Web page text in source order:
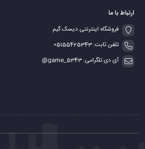
ارتباط با ما
فروشگاه اینترنتی دیسک گیم
تلفن ثابت: 05155425343
آی دی تلگرامی: game_5343@